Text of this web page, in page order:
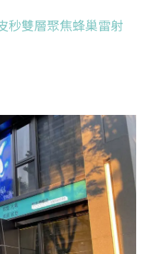
秒雙層聚焦蜂巢雷射